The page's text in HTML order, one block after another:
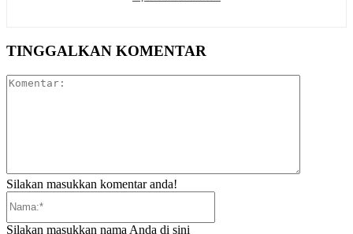
TINGGALKAN KOMENTAR
Silakan masukkan komentar anda!
Silakan masukkan nama Anda di sini